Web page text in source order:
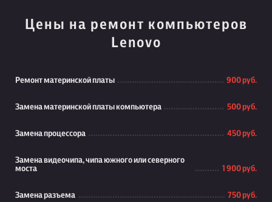
Цены на ремонт компьютеров
Lenovo
Ремонт материнской платы 900 руб.
Замена материнской платы компьютера 500 руб.
Замена процессора 450 руб.
Замена видеочипа, чипа южного или северного
моста
1 900 руб.
Замена разъема 750 руб.